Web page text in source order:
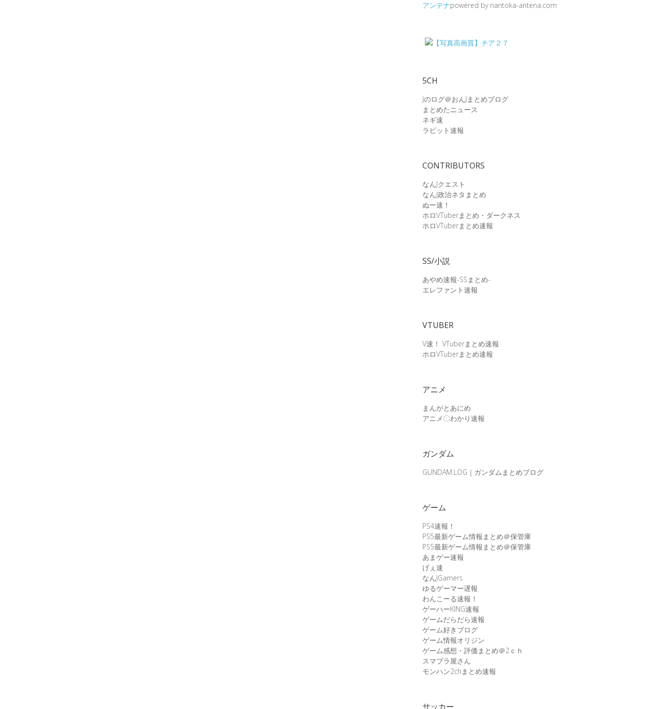
アンテナpowered by nantoka-antena.com
5CH
Jのログ＠おんJまとめブログ
まとめたニュース
ネギ速
ラビット速報
CONTRIBUTORS
なんJクエスト
なんJ政治ネタまとめ
ぬー速！
ホロVTuberまとめ・ダークネス
ホロVTuberまとめ速報
SS/小説
あやめ速報-SSまとめ-
エレファント速報
VTUBER
V速！ VTuberまとめ速報
ホロVTuberまとめ速報
アニメ
まんがとあにめ
アニメ〇わかり速報
ガンダム
GUNDAM.LOG｜ガンダムまとめブログ
ゲーム
PS4速報！
PS5最新ゲーム情報まとめ＠保管庫
PS5最新ゲーム情報まとめ＠保管庫
あまゲー速報
げぇ速
なんJGamers
ゆるゲーマー遅報
わんこーる速報！
ゲーハーKING速報
ゲームだらだら速報
ゲーム好きブログ
ゲーム情報オリジン
ゲーム感想・評価まとめ＠2ｃｈ
スマブラ屋さん
モンハン2chまとめ速報
サッカー